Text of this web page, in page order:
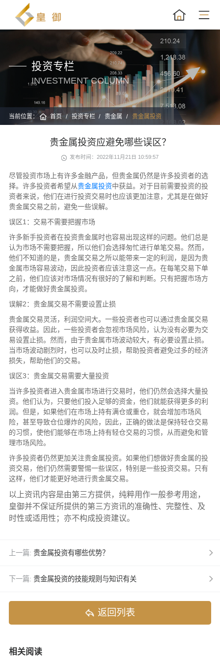
投资专栏
INVESTMENT COLUMN
当前位置： 首页 投资专栏 贵金属 贵金属投资
贵金属投资应避免哪些误区？
发布时间：2022年11月21日 10:59:57
尽管投资市场上有许多金融产品，但贵金属仍然是许多投资者的选
择。许多投资者希望从贵金属投资中获益。对于目前需要投资的投
资者来说，他们在进行投资交易时也应该更加注意，尤其是在做好
贵金属交易之前，避免一些误解。
误区1：交易不需要把握市场
许多新手投资者在投资贵金属时也容易出现这样的问题。他们总是
认为市场不需要把握，所以他们会选择匆忙进行单笔交易。然而，
他们不知道的是，贵金属交易之所以能带来一定的利润，是因为贵
金属市场容易波动，因此投资者应该注意这一点。在每笔交易下单
之前，他们应该对市场情况有很好的了解和判断。只有把握市场方
向，才能做好贵金属投资。
误解2：贵金属交易不需要设置止损
贵金属交易灵活，利润空间大。一些投资者也可以通过贵金属交易
获得收益。因此，一些投资者会忽视市场风险，认为没有必要为交
易设置止损。然而，由于贵金属市场波动较大，有必要设置止损。
当市场波动剧烈时，也可以及时止损，帮助投资者避免过多的经济
损失，帮助他们的交易。
误区3：贵金属交易需要大量投资
当许多投资者进入贵金属市场进行交易时，他们仍然会选择大量投
资。他们认为，只要他们投入足够的资金，他们就能获得更多的利
润。但是，如果他们在市场上持有满仓或重仓，就会增加市场风
险，甚至导致仓位爆炸的风险，因此，正确的做法是保持轻仓交易
的习惯，使他们能够在市场上持有轻仓交易的习惯，从而避免和管
理市场风险。
许多投资者仍然更加关注贵金属投资。如果他们想做好贵金属的投
资交易，他们仍然需要警惕一些误区，特别是一些投资交易。只有
这样，他们才能更好地进行贵金属交易。
以上资讯内容是由第三方提供，纯粹用作一般参考用途，
皇御并不保证所提供的第三方资讯的准确性、完整性、及
时性或适用性；亦不构成投资建议。
上一篇: 贵金属投资有哪些优势？
下一篇: 贵金属投资的技能规则与知识有关
返回列表
相关阅读